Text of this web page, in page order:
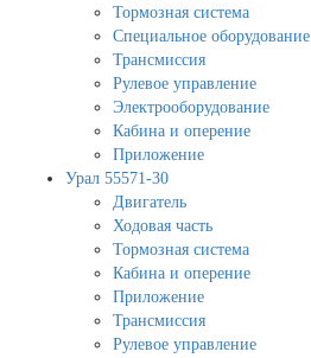
Тормозная система
Специальное оборудование
Трансмиссия
Рулевое управление
Электрооборудование
Кабина и оперение
Приложение
Урал 55571-30
Двигатель
Ходовая часть
Тормозная система
Кабина и оперение
Приложение
Трансмиссия
Рулевое управление